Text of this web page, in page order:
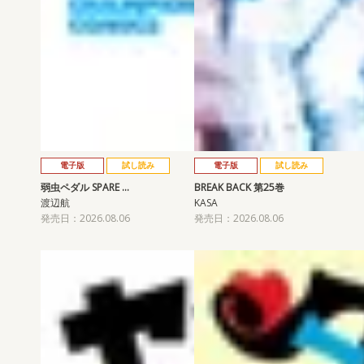
電子版 試し読み
弱虫ペダル SPARE …
渡辺航
発売日：2026.08.06
電子版 試し読み
BREAK BACK 第25巻
KASA
発売日：2026.08.06